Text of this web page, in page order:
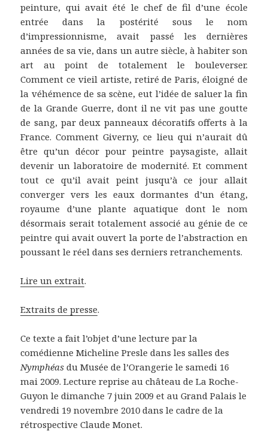
peinture, qui avait été le chef de fil d’une école
entrée dans la postérité sous le nom
d’impressionnisme, avait passé les dernières
années de sa vie, dans un autre siècle, à habiter son
art au point de totalement le bouleverser.
Comment ce vieil artiste, retiré de Paris, éloigné de
la véhémence de sa scène, eut l’idée de saluer la fin
de la Grande Guerre, dont il ne vit pas une goutte
de sang, par deux panneaux décoratifs offerts à la
France. Comment Giverny, ce lieu qui n’aurait dû
être qu’un décor pour peintre paysagiste, allait
devenir un laboratoire de modernité. Et comment
tout ce qu’il avait peint jusqu’à ce jour allait
converger vers les eaux dormantes d’un étang,
royaume d’une plante aquatique dont le nom
désormais serait totalement associé au génie de ce
peintre qui avait ouvert la porte de l’abstraction en
poussant le réel dans ses derniers retranchements.
Lire un extrait.
Extraits de presse.
Ce texte a fait l’objet d’une lecture par la
comédienne Micheline Presle dans les salles des
Nymphéas du Musée de l’Orangerie le samedi 16
mai 2009. Lecture reprise au château de La Roche-
Guyon le dimanche 7 juin 2009 et au Grand Palais le
vendredi 19 novembre 2010 dans le cadre de la
rétrospective Claude Monet.